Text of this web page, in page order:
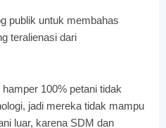
publik untuk membahas
teralienasi dari
100% petani tidak
jadi mereka tidak mampu
luar, karena SDM dan